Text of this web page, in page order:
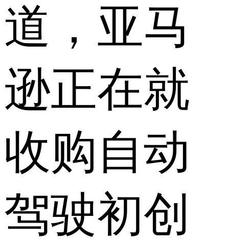
道，亚马
逊正在就
收购自动
驾驶初创